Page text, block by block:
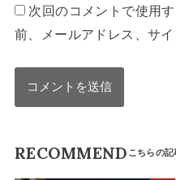
次回のコメントで使用
前、メールアドレス、サイ
RECOMMEND